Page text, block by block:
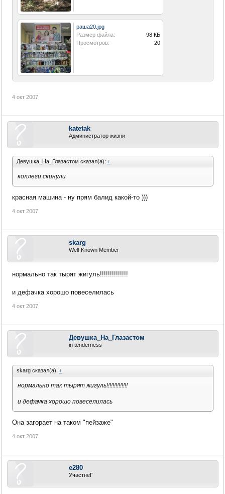
раша20.jpg
Размер файла:
98 КБ
Просмотров:
20
4 окт 2007
katetak
Администратор жизни
Девушка_На_Глазастом сказал(а): ↑
коллеги скинули
красная машина - ну прям балид какой-то )))
4 окт 2007
skarg
Well-Known Member
нормально так тырят жигуль!!!!!!!!!!!!!!
и дефачка хорошо повеселилась
4 окт 2007
Девушка_На_Глазастом
in tenderness
skarg сказал(а): ↑
нормально так тырят жигуль!!!!!!!!!!!!!!
и дефачка хорошо повеселилась
Она загорает на таком "пейзаже"
4 окт 2007
e280
УчастнеГ